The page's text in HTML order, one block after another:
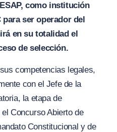
AP, como institución
paraseroperador del
en su totalidad el
de selección.
competencias legales,
con el Jefe de la
la etapa de
Concurso Abierto de
Constitucional y de